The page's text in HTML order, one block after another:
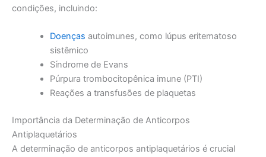
condições, incluindo:
Doenças autoimunes, como lúpus eritematoso
sistêmico
Síndrome de Evans
Púrpura trombocitopênica imune (PTI)
Reações a transfusões de plaquetas
Importância da Determinação de Anticorpos
Antiplaquetários
A determinação de anticorpos antiplaquetários é crucial